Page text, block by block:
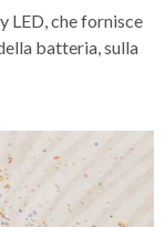
LED, che fornisce
batteria, sulla